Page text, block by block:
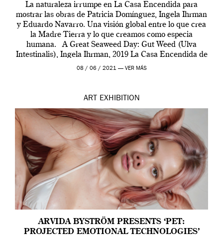
La naturaleza irrumpe en La Casa Encendida para
mostrar las obras de Patricia Domínguez, Ingela Ihrman
y Eduardo Navarro. Una visión global entre lo que crea
la Madre Tierra y lo que creamos como especia
humana. A Great Seaweed Day: Gut Weed (Ulva
Intestinalis), Ingela Ihrman, 2019 La Casa Encendida de
Madrid y la Wellcome […]
08 / 06 / 2021 — VER MÁS
ART EXHIBITION
ARVIDA BYSTRÖM PRESENTS ‘PET:
PROJECTED EMOTIONAL TECHNOLOGIES’